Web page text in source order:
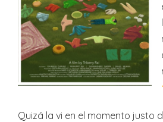
Quizá la vi en el momento justo